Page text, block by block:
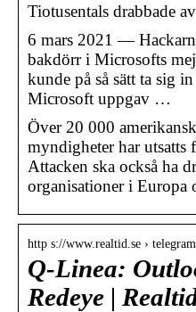
Tiotusentals drabbade
6 mars 2021 —
bakdörr i Microsofts
kunde på så sätt ta sig
Microsoft uppgav …
Över 20 000
myndigheter har utsatts
Attacken ska också ha
organisationer i Europa
http s://www.realtid.se ›
Q-Linea:
Redeye |